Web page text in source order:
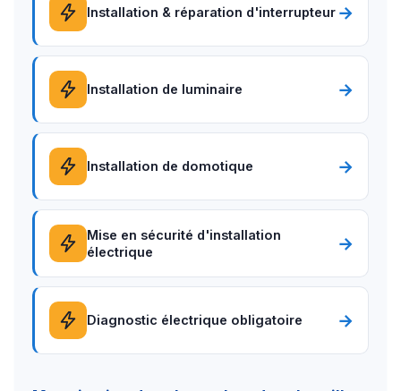
Installation & réparation d'interrupteur →
Installation de luminaire →
Installation de domotique →
Mise en sécurité d'installation
électrique
→
Diagnostic électrique obligatoire →